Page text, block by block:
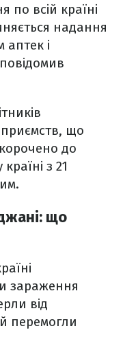
по всій країні
надання
аптек і
що
до
з 21
що
зараження
від
перемогли